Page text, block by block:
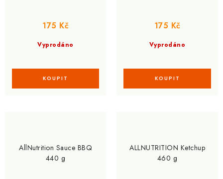
Vyprodáno
175 Kč
Vyprodáno
175 Kč
AllNutrition Sauce BBQ
440 g
ALLNUTRITION Ketchup
460 g